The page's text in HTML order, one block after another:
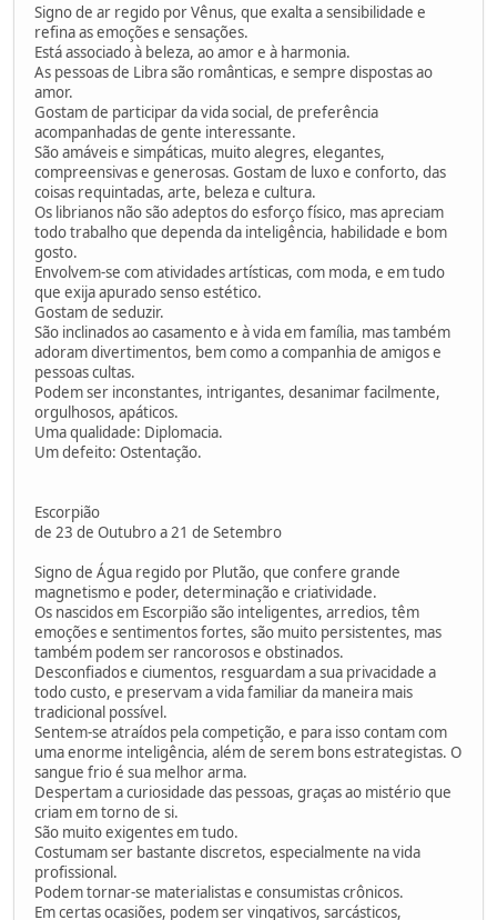
Signo de ar regido por Vênus, que exalta a sensibilidade e
refina as emoções e sensações.
Está associado à beleza, ao amor e à harmonia.
As pessoas de Libra são românticas, e sempre dispostas ao
amor.
Gostam de participar da vida social, de preferência
acompanhadas de gente interessante.
São amáveis e simpáticas, muito alegres, elegantes,
compreensivas e generosas. Gostam de luxo e conforto, das
coisas requintadas, arte, beleza e cultura.
Os librianos não são adeptos do esforço físico, mas apreciam
todo trabalho que dependa da inteligência, habilidade e bom
gosto.
Envolvem-se com atividades artísticas, com moda, e em tudo
que exija apurado senso estético.
Gostam de seduzir.
São inclinados ao casamento e à vida em família, mas também
adoram divertimentos, bem como a companhia de amigos e
pessoas cultas.
Podem ser inconstantes, intrigantes, desanimar facilmente,
orgulhosos, apáticos.
Uma qualidade: Diplomacia.
Um defeito: Ostentação.
Escorpião
de 23 de Outubro a 21 de Setembro
Signo de Água regido por Plutão, que confere grande
magnetismo e poder, determinação e criatividade.
Os nascidos em Escorpião são inteligentes, arredios, têm
emoções e sentimentos fortes, são muito persistentes, mas
também podem ser rancorosos e obstinados.
Desconfiados e ciumentos, resguardam a sua privacidade a
todo custo, e preservam a vida familiar da maneira mais
tradicional possível.
Sentem-se atraídos pela competição, e para isso contam com
uma enorme inteligência, além de serem bons estrategistas. O
sangue frio é sua melhor arma.
Despertam a curiosidade das pessoas, graças ao mistério que
criam em torno de si.
São muito exigentes em tudo.
Costumam ser bastante discretos, especialmente na vida
profissional.
Podem tornar-se materialistas e consumistas crônicos.
Em certas ocasiões, podem ser vingativos, sarcásticos,